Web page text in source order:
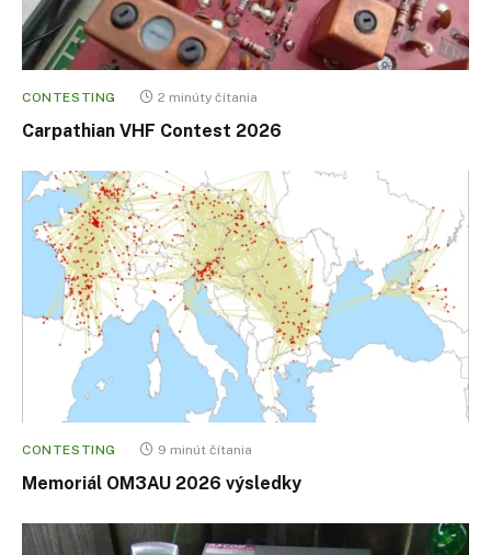
CONTESTING 2 minúty čítania
Carpathian VHF Contest 2026
CONTESTING 9 minút čítania
Memoriál OM3AU 2026 výsledky